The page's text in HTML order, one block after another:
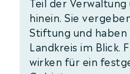
hinein. Sie
Stiftung und
Landkreis im Blick.
wirken für ein